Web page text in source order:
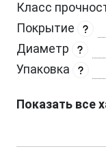
Класс
Покрытие
Диаметр
Упаковка
Показать все